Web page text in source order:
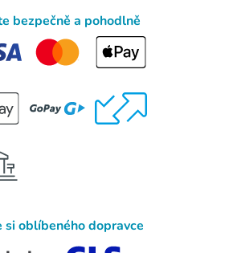
bezpečně a pohodlně
si oblíbeného dopravce